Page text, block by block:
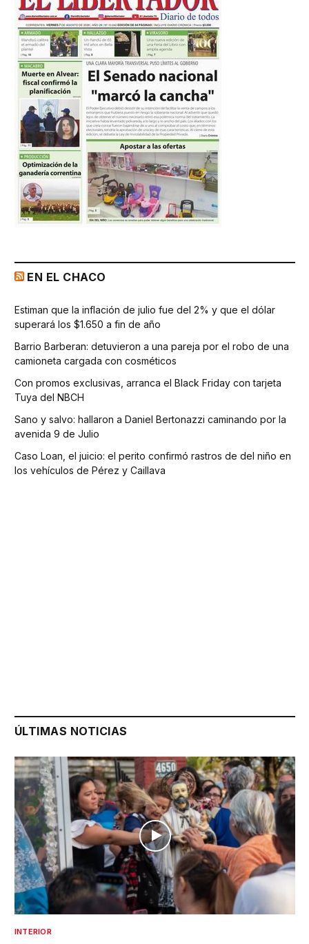
EN EL CHACO
Estiman que la inflación de julio fue del 2% y que el dólar
superará los $1.650 a fin de año
Barrio Barberan: detuvieron a una pareja por el robo de una
camioneta cargada con cosméticos
Con promos exclusivas, arranca el Black Friday con tarjeta
Tuya del NBCH
Sano y salvo: hallaron a Daniel Bertonazzi caminando por la
avenida 9 de Julio
Caso Loan, el juicio: el perito confirmó rastros de del niño en
los vehículos de Pérez y Caillava
ÚLTIMAS NOTICIAS
INTERIOR